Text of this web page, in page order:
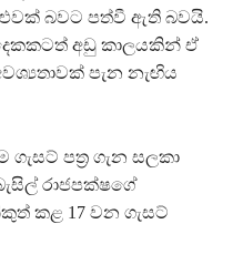
බවට පත්වී ඇති බවයි.
අඩු කාලයකින් ඒ
පැන නැඟිය
පත්‍ර ගැන සලකා
රාජපක්ෂගේ
කළ 17 වන ගැසට්